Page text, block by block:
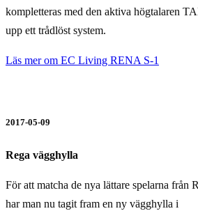
kompletteras med den aktiva högtalaren
upp ett trådlöst system.
Läs mer om EC Living RENA S-1
2017-05-09
Rega vägghylla
För att matcha de nya lättare spelarna från
har man nu tagit fram en ny vägghylla i